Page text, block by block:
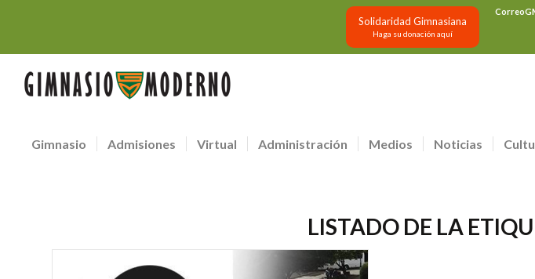
Solidaridad Gimnasiana
Haga su donación aquí
Gimnasio Admisiones Virtual Administración Medios Noticias
LISTADO DE LA